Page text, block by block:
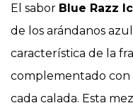
El sabor Blue Razz
de los arándanos
característica de la
complementado
cada calada. Esta